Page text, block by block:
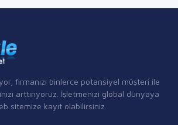
firmanızı binlerce potansiyel müşteri ile
arttırıyoruz. İşletmenizi global dünyaya
sitemize kayıt olabilirsiniz.